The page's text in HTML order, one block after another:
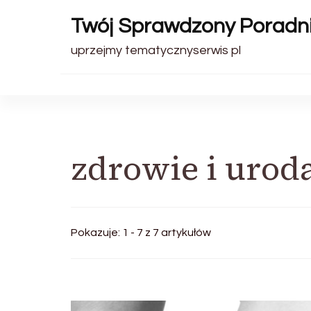
Twój Sprawdzony
uprzejmy tematycznyserwis pl
zdrowie i
Pokazuje: 1 - 7 z 7 artykułów